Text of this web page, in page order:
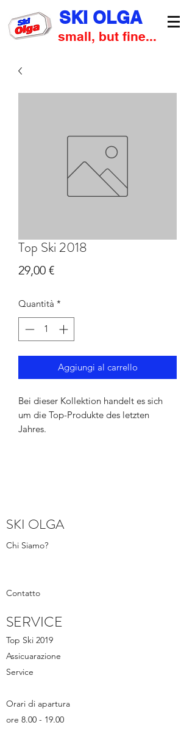
SKI OLGA
small, but fine...
Top Ski 2018
29,00 €Prezzo
Quantità *
Aggiungi al carrello
Bei dieser Kollektion handelt es sich
um die Top-Produkte des letzten
Jahres.
SKI OLGA
Chi Siamo?
Contatto
SERVICE
Top Ski 2019
Assicuarazione
Service
Orari di apartura
ore 8.00 - 19.00